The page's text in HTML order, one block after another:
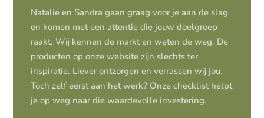
Natalie en Sandra gaan graag voor je aan de slag
en komen met een attentie die jouw doelgroep
raakt. Wij kennen de markt en weten de weg. De
producten op onze website zijn slechts ter
inspiratie. Liever ontzorgen en verrassen wij jou.
Toch zelf eerst aan het werk? Onze checklist helpt
je op weg naar die waardevolle investering.